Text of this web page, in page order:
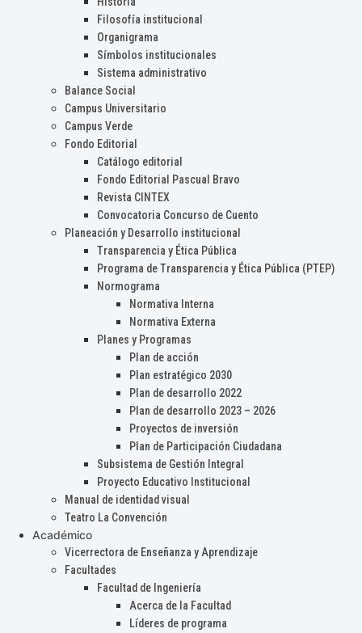
Filosofía institucional
Organigrama
Símbolos institucionales
Sistema administrativo
Balance Social
Campus Universitario
Campus Verde
Fondo Editorial
Catálogo editorial
Fondo Editorial Pascual Bravo
Revista CINTEX
Convocatoria Concurso de Cuento
Planeación y Desarrollo institucional
Transparencia y Ética Pública
Programa de Transparencia y Ética Pública (PTEP)
Normograma
Normativa Interna
Normativa Externa
Planes y Programas
Plan de acción
Plan estratégico 2030
Plan de desarrollo 2022
Plan de desarrollo 2023 – 2026
Proyectos de inversión
Plan de Participación Ciudadana
Subsistema de Gestión Integral
Proyecto Educativo Institucional
Manual de identidad visual
Teatro La Convención
Académico
Vicerrectora de Enseñanza y Aprendizaje
Facultades
Facultad de Ingeniería
Acerca de la Facultad
Líderes de programa